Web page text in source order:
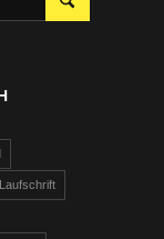
Laufschrift